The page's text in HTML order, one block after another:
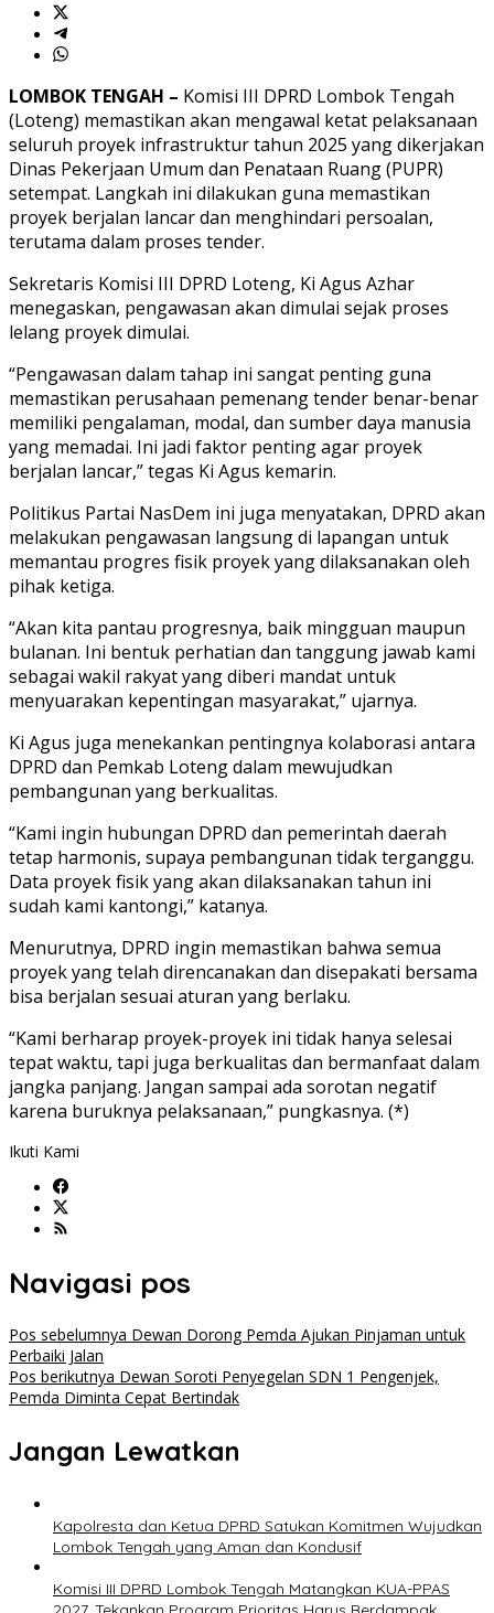
LOMBOK TENGAH – Komisi III DPRD Lombok Tengah
(Loteng) memastikan akan mengawal ketat pelaksanaan
seluruh proyek infrastruktur tahun 2025 yang dikerjakan
Dinas Pekerjaan Umum dan Penataan Ruang (PUPR)
setempat. Langkah ini dilakukan guna memastikan
proyek berjalan lancar dan menghindari persoalan,
terutama dalam proses tender.
Sekretaris Komisi III DPRD Loteng, Ki Agus Azhar
menegaskan, pengawasan akan dimulai sejak proses
lelang proyek dimulai.
“Pengawasan dalam tahap ini sangat penting guna
memastikan perusahaan pemenang tender benar-benar
memiliki pengalaman, modal, dan sumber daya manusia
yang memadai. Ini jadi faktor penting agar proyek
berjalan lancar,” tegas Ki Agus kemarin.
Politikus Partai NasDem ini juga menyatakan, DPRD akan
melakukan pengawasan langsung di lapangan untuk
memantau progres fisik proyek yang dilaksanakan oleh
pihak ketiga.
“Akan kita pantau progresnya, baik mingguan maupun
bulanan. Ini bentuk perhatian dan tanggung jawab kami
sebagai wakil rakyat yang diberi mandat untuk
menyuarakan kepentingan masyarakat,” ujarnya.
Ki Agus juga menekankan pentingnya kolaborasi antara
DPRD dan Pemkab Loteng dalam mewujudkan
pembangunan yang berkualitas.
“Kami ingin hubungan DPRD dan pemerintah daerah
tetap harmonis, supaya pembangunan tidak terganggu.
Data proyek fisik yang akan dilaksanakan tahun ini
sudah kami kantongi,” katanya.
Menurutnya, DPRD ingin memastikan bahwa semua
proyek yang telah direncanakan dan disepakati bersama
bisa berjalan sesuai aturan yang berlaku.
“Kami berharap proyek-proyek ini tidak hanya selesai
tepat waktu, tapi juga berkualitas dan bermanfaat dalam
jangka panjang. Jangan sampai ada sorotan negatif
karena buruknya pelaksanaan,” pungkasnya. (*)
Ikuti Kami
Navigasi pos
Pos sebelumnya Dewan Dorong Pemda Ajukan Pinjaman untuk
Perbaiki Jalan
Pos berikutnya Dewan Soroti Penyegelan SDN 1 Pengenjek,
Pemda Diminta Cepat Bertindak
Jangan Lewatkan
Kapolresta dan Ketua DPRD Satukan Komitmen Wujudkan
Lombok Tengah yang Aman dan Kondusif
Komisi III DPRD Lombok Tengah Matangkan KUA-PPAS